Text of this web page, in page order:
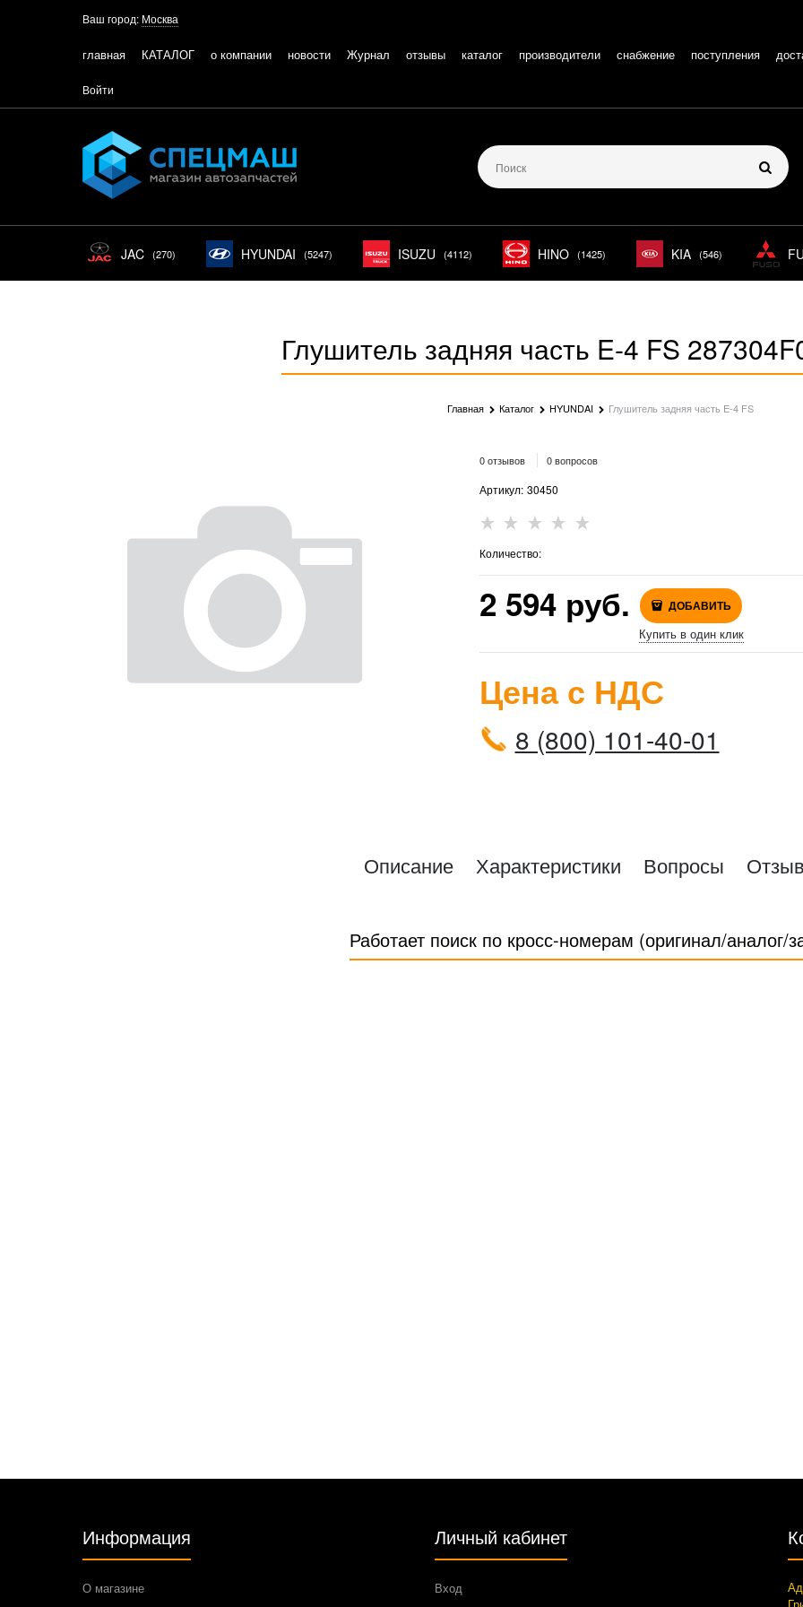
Ваш город: Москва
главная КАТАЛОГ о компании новости Журнал отзывы каталог производители снабжение поступления
Войти
JAC (270) HYUNDAI (5247) ISUZU (4112) HINO (1425) KIA (546)
Глушитель задняя часть E-4 FS
Главная Каталог HYUNDAI Глушитель задняя часть E-4 FS
0 отзывов 0 вопросов
Артикул: 30450
Количество:
2 594 руб. ДОБАВИТЬ
Купить в один клик
Цена с НДС
8 (800) 101-40-01
Описание Характеристики Вопросы
Работает поиск по кросс-номерам (оригинал/аналог/
Информация
О магазине
Личный кабинет
Вход